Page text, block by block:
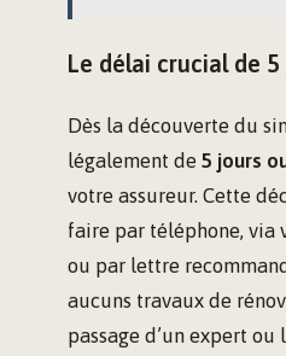
Le délai crucial de
Dès la découverte du
légalement de 5 jours
votre assureur. Cette
faire par téléphone, via
ou par lettre
aucuns travaux de
passage d’un expert ou